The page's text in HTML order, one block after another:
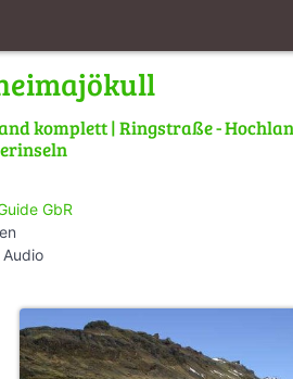
komplett | Ringstraße -
GbR